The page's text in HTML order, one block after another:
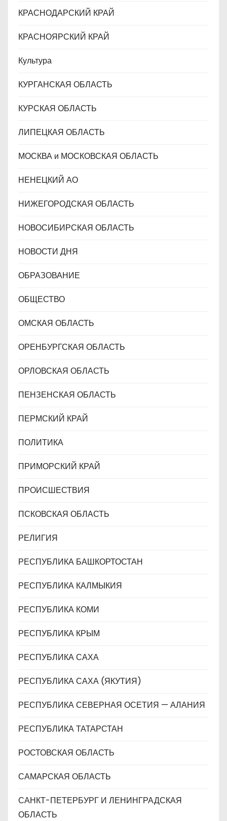
КРАСНОДАРСКИЙ КРАЙ
КРАСНОЯРСКИЙ КРАЙ
Культура
КУРГАНСКАЯ ОБЛАСТЬ
КУРСКАЯ ОБЛАСТЬ
ЛИПЕЦКАЯ ОБЛАСТЬ
МОСКВА и МОСКОВСКАЯ ОБЛАСТЬ
НЕНЕЦКИЙ АО
НИЖЕГОРОДСКАЯ ОБЛАСТЬ
НОВОСИБИРСКАЯ ОБЛАСТЬ
НОВОСТИ ДНЯ
ОБРАЗОВАНИЕ
ОБЩЕСТВО
ОМСКАЯ ОБЛАСТЬ
ОРЕНБУРГСКАЯ ОБЛАСТЬ
ОРЛОВСКАЯ ОБЛАСТЬ
ПЕНЗЕНСКАЯ ОБЛАСТЬ
ПЕРМСКИЙ КРАЙ
ПОЛИТИКА
ПРИМОРСКИЙ КРАЙ
ПРОИСШЕСТВИЯ
ПСКОВСКАЯ ОБЛАСТЬ
РЕЛИГИЯ
РЕСПУБЛИКА БАШКОРТОСТАН
РЕСПУБЛИКА КАЛМЫКИЯ
РЕСПУБЛИКА КОМИ
РЕСПУБЛИКА КРЫМ
РЕСПУБЛИКА САХА
РЕСПУБЛИКА САХА (ЯКУТИЯ)
РЕСПУБЛИКА СЕВЕРНАЯ ОСЕТИЯ — АЛАНИЯ
РЕСПУБЛИКА ТАТАРСТАН
РОСТОВСКАЯ ОБЛАСТЬ
САМАРСКАЯ ОБЛАСТЬ
САНКТ-ПЕТЕРБУРГ И ЛЕНИНГРАДСКАЯ
ОБЛАСТЬ